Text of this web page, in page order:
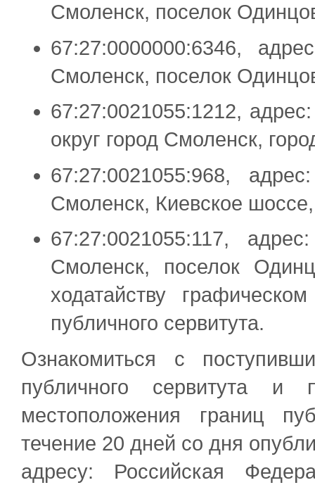
Смоленск, поселок
67:27:0000000:6346,
Смоленск, поселок
67:27:0021055:1212,
округ город Смоленск,
67:27:0021055:968,
Смоленск, Киевское
67:27:0021055:117,
Смоленск, поселок
ходатайству
публичного сервитута.
Ознакомиться с
публичного сервитута
местоположения границ
течение 20 дней со дня
адресу: Российская